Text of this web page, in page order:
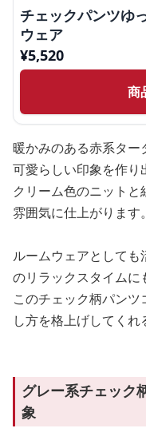
チェックパンツゆ
ウェア
¥5,520
商
暖かみのある赤系ター
可愛らしい印象を作り
クリーム色のニット
雰囲気に仕上がります。
ルームウェアとして
のリラックスタイムに
このチェック柄パン
し方を格上げしてくれ
グレー系チェック
象